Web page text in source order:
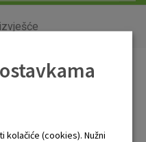
kolačiće (cookies). Nužni